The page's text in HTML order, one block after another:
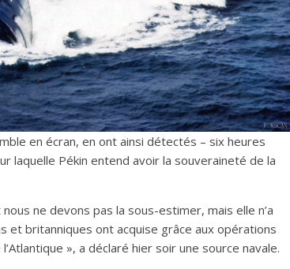
en écran, en ont ainsi détectés – six heures
laquelle Pékin entend avoir la souveraineté de la
ne devons pas la sous-estimer, mais elle n’a
et britanniques ont acquise grâce aux opérations
», a déclaré hier soir une source navale.